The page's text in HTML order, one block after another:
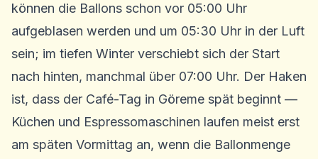
können die Ballons schon vor 05:00 Uhr
aufgeblasen werden und um 05:30 Uhr in der Luft
sein; im tiefen Winter verschiebt sich der Start
nach hinten, manchmal über 07:00 Uhr. Der Haken
ist, dass der Café-Tag in Göreme spät beginnt —
Küchen und Espressomaschinen laufen meist erst
am späten Vormittag an, wenn die Ballonmenge